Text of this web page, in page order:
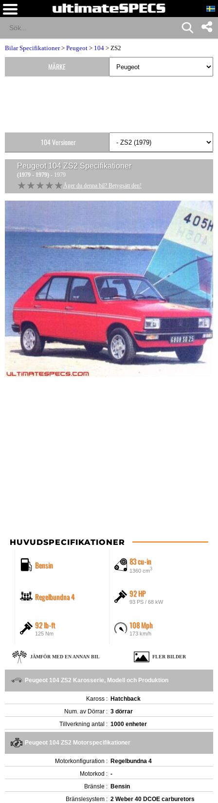
Bilar Specifikationer> Peugeot > 104 > ZS2
Peugeot 104 ZS2 Specifikationer
(1979 - 1979) - 1979
★★★★★
★★★★★ Äger du denna bil? Betygsätt den!
HUVUDSPECIFIKATIONER
Bensin 83 cu-in
1360 cm3
Regelbundna 4 92 HP
93 PS / 68 kW
92 lb-ft
125 Nm
108 Mph
173 km/h
JÄMFÖR MED EN ANNAN BIL FLER BILDER
Peugeot 104 ZS2 Karosserie, Modell och Produktion
Kaross : Hatchback
Num. av Dörrar : 3 dörrar
Tillverkning antal : 1000 enheter
Peugeot 104 ZS2 Motorspecifikationer
Motorkonfiguration : Regelbundna 4
Motorkod : -
Bränsle : Bensin
Bränslesystem : 2 Weber 40 DCOE carburetors
MÄRKE
104 Versioner